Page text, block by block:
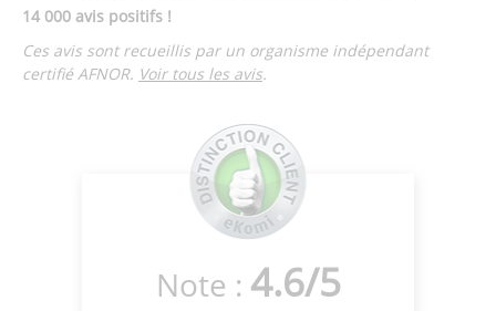
14 000 avis positifs !
Ces avis sont recueillis par un organisme indépendant
certifié AFNOR. Voir tous les avis.
Note : 4.6/5